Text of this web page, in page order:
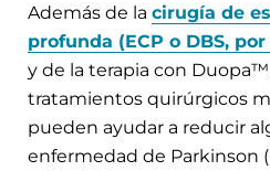
Además de la cirugía de
profunda (ECP o DBS,
y de la terapia con
tratamientos quirúrgicos
pueden ayudar a reducir
enfermedad de Parkinson